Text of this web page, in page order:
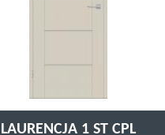
LAURENCJA 1 ST CPL